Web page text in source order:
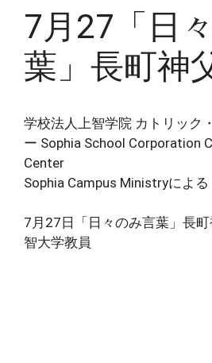
7月27「日
葉」長町神
学校法人上智学院 カトリック
ー Sophia School Corporation
Center
Sophia Campus Ministryによる
7月27日「日々のみ言葉」長
智大学教員